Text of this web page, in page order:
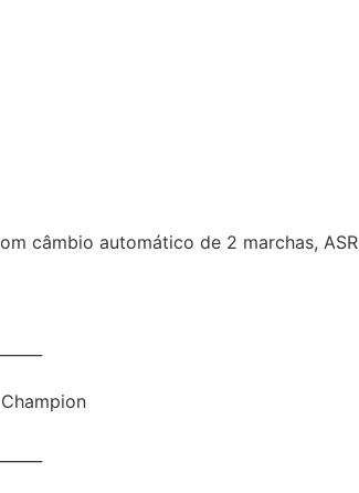
câmbio automático de 2 marchas, ASR